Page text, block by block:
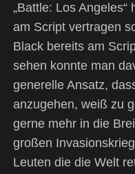
„Battle: Los
am Script vertragen
Black bereits am
sehen konnte man
generelle Ansatz,
anzugehen, weiß zu
gerne mehr in die
großen
Leuten die die Welt